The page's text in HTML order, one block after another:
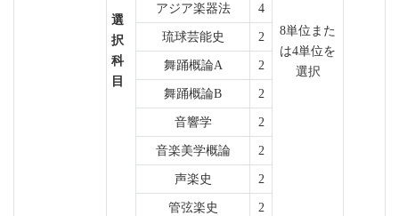
選
択
科
目
8単位また
は4単位を
選択
アジア楽器法
4
琉球芸能史
2
舞踊概論A
2
舞踊概論B
2
音響学
2
音楽美学概論
2
声楽史
2
管弦楽史
2